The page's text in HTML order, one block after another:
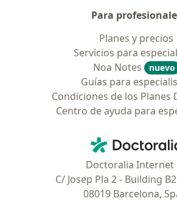
Para
Planes y precios
Servicios para
Noa Notes
nuevo
Guías para
Condiciones de los Planes
Centro de ayuda para
Doctoralia
Doctoralia Internet
C/ Josep Pla 2 - Building
08019 Barcelona,